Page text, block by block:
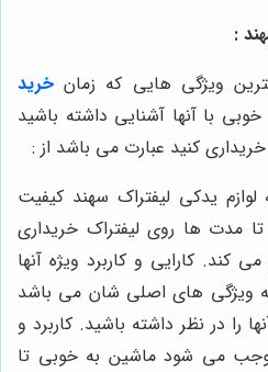
:
ویژگی هایی که زمان خرید
با آنها آشنایی داشته باشید
خریداری کنید عبارت می باشد از :
لوازم یدکی لیفتراک سهند کیفیت
تا مدت ها روی لیفتراک خریداری
کند. کارایی و کاربرد ویژه آنها
ویژگی های اصلی شان می باشد
را در نظر داشته باشید. کاربرد و
موجب می شود ماشین به خوبی تا